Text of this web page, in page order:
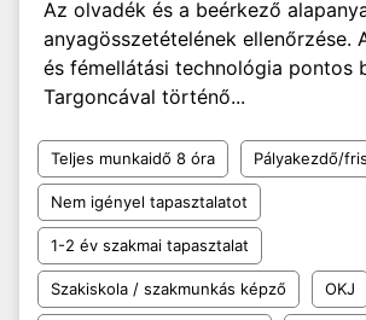
Az olvadék és a beérkező
anyagösszetételének ellenőrzése.
és fémellátási technológia pontos
Targoncával történő...
Teljes munkaidő 8 óra Pályakezdő/
Nem igényel tapasztalatot
1-2 év szakmai tapasztalat
Szakiskola / szakmunkás képző OKJ